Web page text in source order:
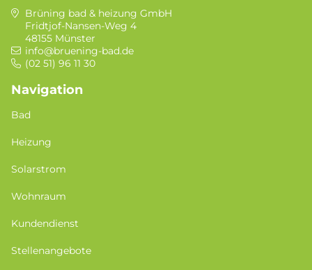
Brüning bad & heizung GmbH
Fridtjof-Nansen-Weg 4
48155 Münster
info@bruening-bad.de
(02 51) 96 11 30
Navigation
Bad
Heizung
Solarstrom
Wohnraum
Kundendienst
Stellenangebote